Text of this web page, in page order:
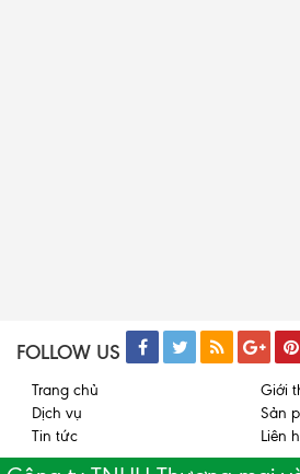
FOLLOW US
Trang chủ
Giới
Sản
Dịch vụ
Tin tức
Liên